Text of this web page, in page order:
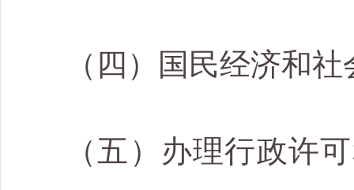
（四）国民经济和
（五）办理行政许